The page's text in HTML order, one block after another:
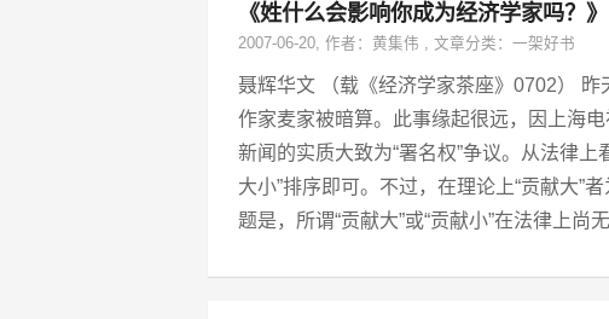
《姓什么会影响你成为经济学家吗？》
2007-06-20, 作者： 黄集伟 , 文章分类： 一架好书
聂辉华文 （载《经济学家茶座》0702） 昨
作家麦家被暗算。此事缘起很远，因上海
新闻的实质大致为“署名权”争议。从法律
大小”排序即可。不过，在理论上“贡献大”
题是，所谓“贡献大”或“贡献小”在法律上尚